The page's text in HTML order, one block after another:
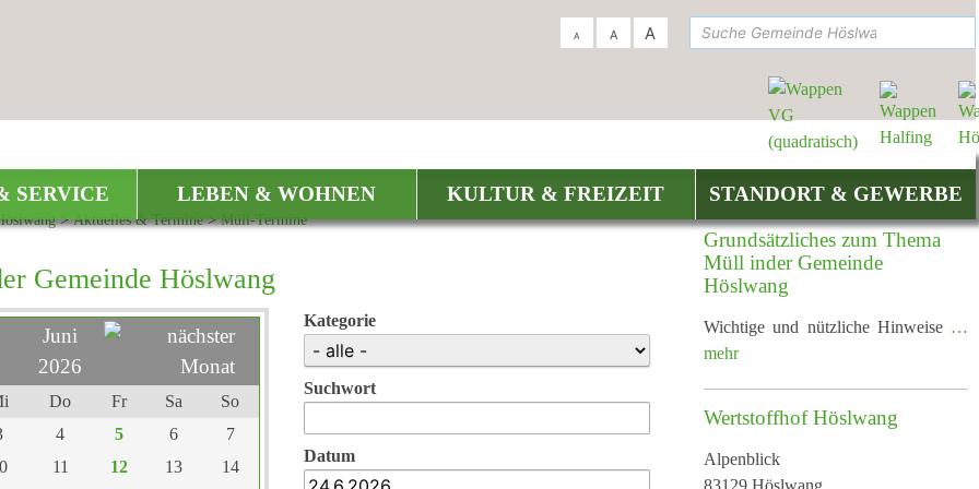
A A A
SERVICE LEBEN & WOHNEN KULTUR & FREIZEIT STANDORT & GEWERBE
>Aktuelles & Termine>Müll-Termine
Gemeinde Höslwang
Juni
2026
Do Fr Sa
So
4 5 6
7
11 12 13
14
Kategorie
Suchwort
Datum
Grundsätzliches zum Thema
Müll inder Gemeinde
Höslwang
Wichtige und nützliche Hinweise …
mehr
Wertstoffhof Höslwang
Alpenblick
83129 Höslwang